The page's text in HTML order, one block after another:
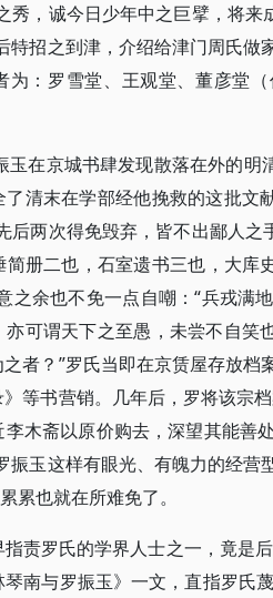
秀，诚今日少年中之巨擘，将
特招之到津，介绍给津门周氏
为：罗雪堂、王观堂、董彦堂
玉在京城书肆发现散落在外的明
清末在学部经他挽救的这批文
后两次得免毁弃，皆不出鄙人之
册二也，石室遗书三也，大库
之余也不免一点自嘲：“兵戎满
可谓天下之至愚，未尝不自笑
者？”罗氏当即在京赁屋存放
等书营销。几年后，罗将该宗
木斋以原价购去，深望其能善
振玉这样有眼光、有魄力的经
累也就在所难免了。
责罗氏的学界人士之一，竟是
琴南与罗振玉》一文，直指罗氏